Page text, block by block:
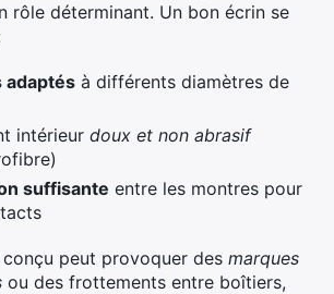
rôle déterminant. Un bon écrin se
adaptés à différents diamètres de
intérieur doux et non abrasif
suffisante entre les montres pour
peut provoquer des marques
ou des frottements entre boîtiers,